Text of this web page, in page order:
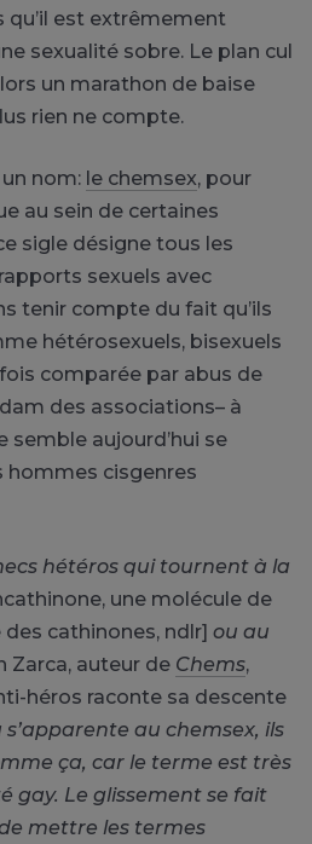
qu’il est extrêmement
sexualité sobre. Le plan cul
un marathon de baise
rien ne compte.
nom: le chemsex, pour
au sein de certaines
sigle désigne tous les
sexuels avec
tenir compte du fait qu’ils
hétérosexuels, bisexuels
comparée par abus de
des associations– à
semble aujourd’hui se
hommes cisgenres
hétéros qui tournent à la
une molécule de
cathinones, ndlr] ou au
Zarca, auteur de Chems,
héros raconte sa descente
s’apparente au chemsex, ils
ça, car le terme est très
gay. Le glissement se fait
mettre les termes